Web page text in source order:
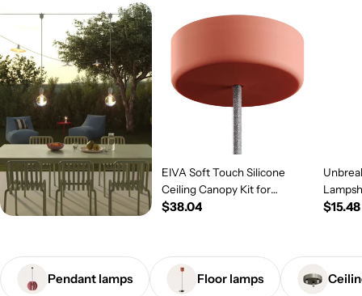
EIVA Soft Touch Silicone
Ceiling Canopy Kit for
Outdoor IP65 - Modulair
Regular
$38.04 $15.48
Pendant lamps Floor lamps